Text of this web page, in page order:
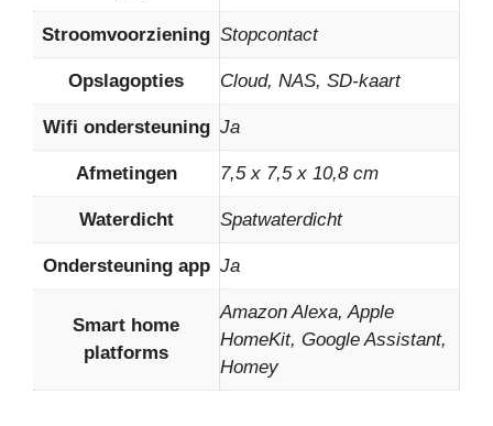
Stroomvoorziening Stopcontact
Opslagopties Cloud, NAS, SD-kaart
Wifi ondersteuning Ja
Afmetingen 7,5 x 7,5 x 10,8 cm
Waterdicht Spatwaterdicht
Ondersteuning app Ja
Smart home
platforms
Amazon Alexa, Apple
HomeKit, Google Assistant,
Homey